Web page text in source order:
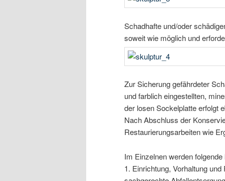
Schadhafte und/oder
soweit wie möglich und
Zur Sicherung gefährdeter
und farblich eingestellten,
der losen Sockelplatte erfolgt
Nach Abschluss der
Restaurierungsarbeiten wie
Im Einzelnen werden
1. Einrichtung, Vorhaltung